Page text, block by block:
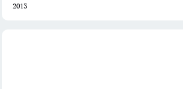
2013